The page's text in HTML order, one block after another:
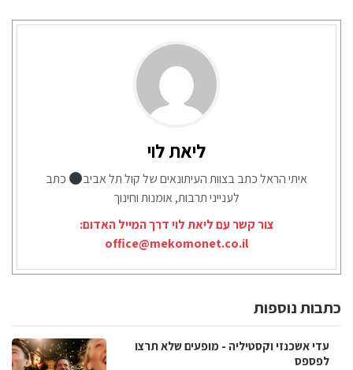
ליאת לוי
איתי הראל כתב בצוות העיתונאים של קול תל אביב
כתב
לענייני תרבות, אומנות וחינוך
צור קשר עם ליאת לוי דרך המייל האדום:
office@mekomonet.co.il
כתבות נוספות
עדי אשכנזי וקסטיליה - מופעים שלא תרצו
לפספס